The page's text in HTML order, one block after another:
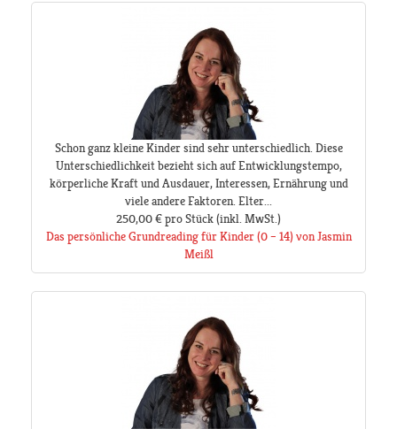
Schon ganz kleine Kinder sind sehr unterschiedlich. Diese
Unterschiedlichkeit bezieht sich auf Entwicklungstempo,
körperliche Kraft und Ausdauer, Interessen, Ernährung und
viele andere Faktoren. Elter...
250,00 €pro Stück(inkl. MwSt.)
Das persönliche Grundreading für Kinder (0 – 14) von Jasmin
Meißl